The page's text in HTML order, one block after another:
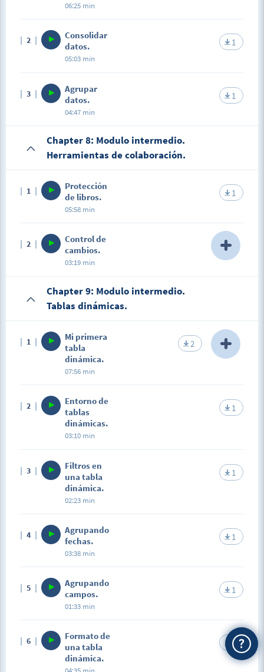
06:25 min
2
Consolidar
datos.
05:03 min
1
3
Agrupar
datos.
04:47 min
1
Chapter 8: Modulo intermedio.
Herramientas de colaboración.
1
Protección
de libros.
05:58 min
1
2
Control de
cambios.
03:19 min
https://jmp.sh/MZ46umc
Chapter 9: Modulo intermedio.
Tablas dinámicas.
1
Mi primera
tabla
dinámica.
07:56 min
2
https://jmp.sh/DeIlmjd
2
Entorno de
tablas
dinámicas.
03:10 min
1
3
Filtros en
una tabla
dinámica.
02:23 min
1
4
Agrupando
fechas.
03:38 min
1
5
Agrupando
campos.
01:33 min
1
6
Formato de
una tabla
dinámica.
1